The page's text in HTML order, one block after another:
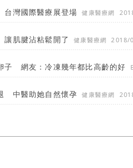
灣國際醫療展登場 健康醫療網
肌腱沾粘鬆開了 健康醫療網 2018/
子 網友：冷凍幾年都比高齡的好
中醫助她自然懷孕 健康醫療網